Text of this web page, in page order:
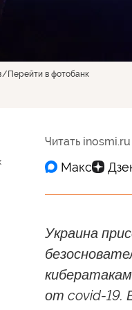
Перейти в фотобанк
Читать inosmi.ru
Украина
от covid-19.